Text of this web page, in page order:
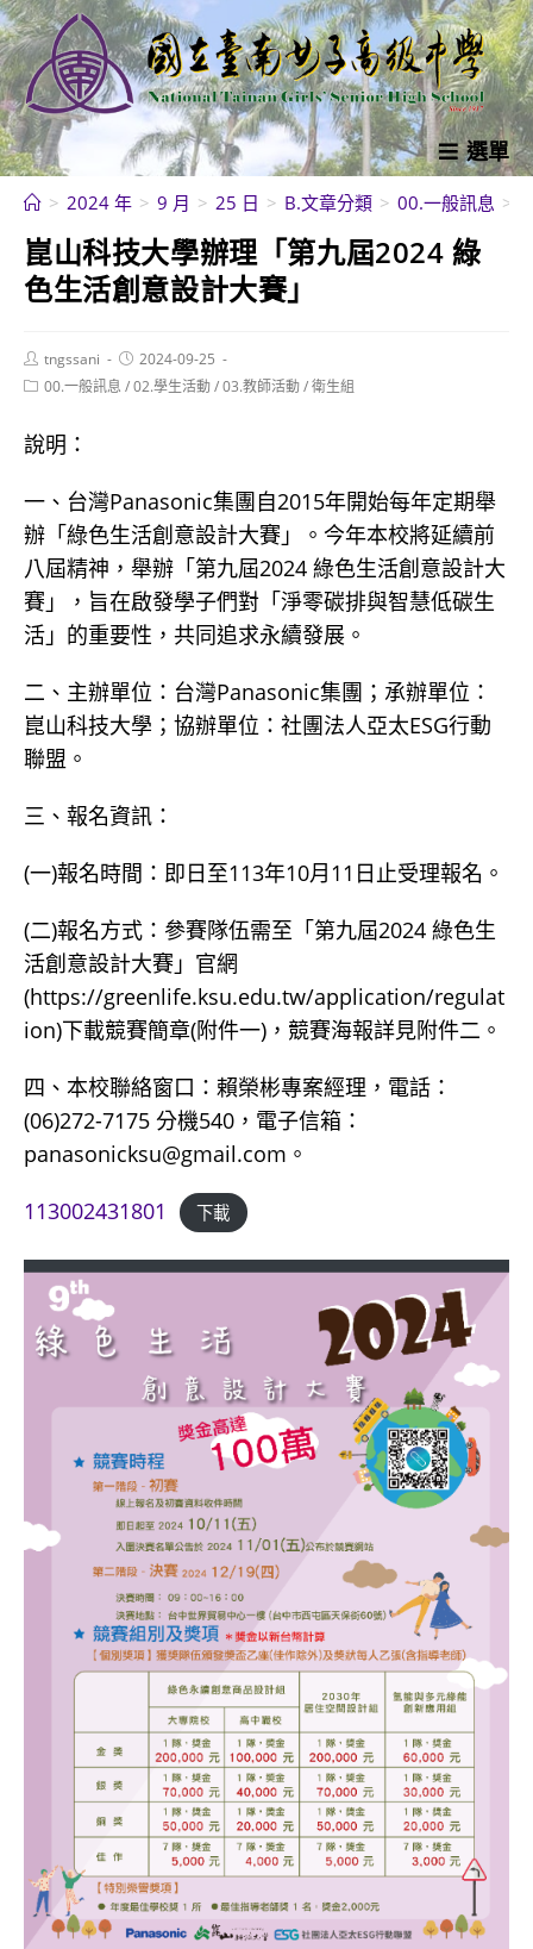
跳
轉
至
主
要
內
選單
> 2024 年 > 9 月 > 25 日 > B.文章分類 > 00.一般訊息 >
崑山科技大學辦理「第九屆2024 綠
色生活創意設計大賽」
Post
author:
tngssani
Post
published:
2024-09-25
Post00.一般訊息 /02.學生活動/03.教師活動/衛生組
說明：
一、台灣Panasonic集團自2015年開始每年定期舉
辦「綠色生活創意設計大賽」。今年本校將延續前
八屆精神，舉辦「第九屆2024 綠色生活創意設計大
賽」，旨在啟發學子們對「淨零碳排與智慧低碳生
活」的重要性，共同追求永續發展。
二、主辦單位：台灣Panasonic集團；承辦單位：
崑山科技大學；協辦單位：社團法人亞太ESG行動
聯盟。
三、報名資訊：
(一)報名時間：即日至113年10月11日止受理報名。
(二)報名方式：參賽隊伍需至「第九屆2024 綠色生
活創意設計大賽」官網
(https://greenlife.ksu.edu.tw/application/regulat
ion)下載競賽簡章(附件一)，競賽海報詳見附件二。
四、本校聯絡窗口：賴榮彬專案經理，電話：
(06)272-7175 分機540，電子信箱：
panasonicksu@gmail.com。
113002431801
下載